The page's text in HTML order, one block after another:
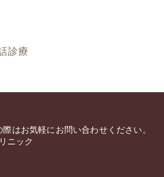
診療
はお気軽にお問い合わせください。
ニック